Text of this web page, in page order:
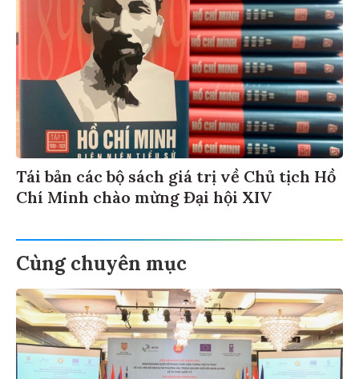
Tái bản các bộ sách giá trị về Chủ tịch Hồ
Chí Minh chào mừng Đại hội XIV
Cùng chuyên mục